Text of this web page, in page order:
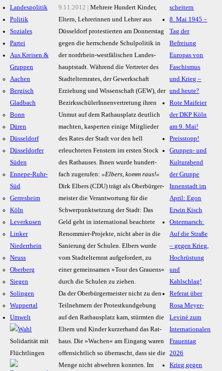
Landespolitik
Politik
Soziales
Partei
Aus Kreisen &
Gruppen
Aachen
Bergisch
Gladbach
Bonn
Düren
Düsseldorf
Düsseldorfer
Süden
Ennepe-Ruhr-
Süd
Gerresheim
Köln
Leverkusen
Linker
Niederrhein
Neuss
Oberberg
Siegen
Solingen
Wuppertal
Umwelt
Solidarität mit
Flüchtlingen
9.11.2012 |
Mehrere Hundert Kinder,
Eltern, Lehre­rin­nen und Lehrer aus
Düssel­dorf pro­tes­tier­ten am Donners­tag
gegen die herr­schen­de Schul­poli­tik in
der nord­rhein-west­fä­li­schen Landes­
haupt­stadt. Während die Vertre­ter des
Stadt­eltern­rates, der Gewerk­schaft
Erzie­hung und Wissen­schaft (GEW), der
Bezirks­schüle­rIn­nen­ver­tre­tung ihren
Unmut auf dem Rat­haus­platz deut­lich
machten, kasper­ten einige Mit­glie­der
des Rates der Stadt vor den hell
erleuch­teten Fenstern im ersten Stock
des Rat­hau­ses. Ihnen wurde hundert­
fach zuge­rufen: »Elbers, komm raus!«
Dirk Elbers (CDU) trägt als Ober­bür­ger­
meis­ter die Verant­wor­tung für die
Schwer­punkt­set­zung der Stadt: Das
Geld geht in inter­na­tio­nal beach­tete
Renom­mier-Projekte, nicht aber in die
Sanie­rung der Schulen. Elbers wurde
vom Stadt­eltern­rat auf­ge­for­dert, zu
einer gemein­samen »Tour des Grauens«
durch die Schulen zu ziehen.
Da der Ober­bürger­meister nicht zu den
Teil­neh­mern der Pro­test­kund­ge­bung
auf den Rat­haus­platz kam, stürm­ten die
Eltern und Kinder kurzer­hand das Rat­
haus. Die »Wachen« am Eingang waren
offen­sicht­lich so über­rascht, dass sie die
Menge nicht abweh­ren konnten. Im
scheitern
8. Mai 1945 –
Tag der
Befreiung
Europas von
Faschismus
und Krieg –
und heute?
Rote Maifeier
der DKP Köln
am 9. Mai!
Preisstopp!
Gruppen- und
Kulturabend
der Gruppe
Innenstadt im
April: Egon
Erwin Kisch
Ostermarsch:
Auf die Straße
– gegen Krieg,
Hochrüstung
und
Kahlschlag!
Referat über
Rosa Meyer-
Leviné zum
Internationalen
Frauentag
2026
Krieg gegen